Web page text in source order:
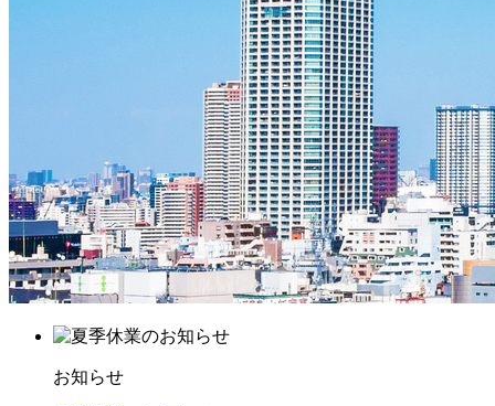
お知らせ